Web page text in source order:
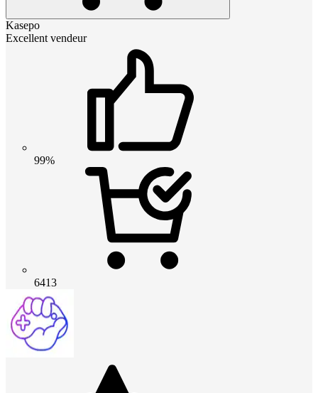
Kasepo
Excellent vendeur
99%
6413